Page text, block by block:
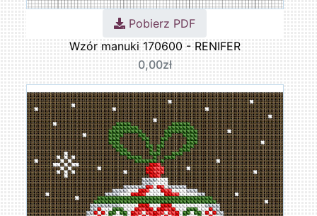
Pobierz PDF
Wzór manuki 170600 - RENIFER
0,00zł